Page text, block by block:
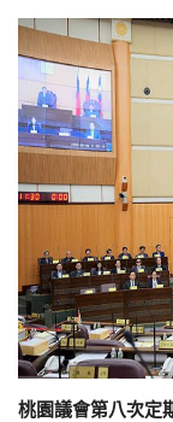
桃園議會第八次